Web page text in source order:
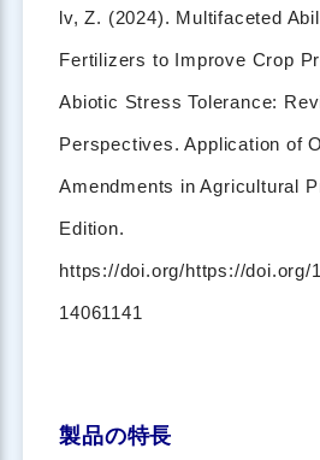
lv, Z. (2024). Multifaceted
Fertilizers to Improve Crop
Abiotic Stress Tolerance:
Perspectives. Application of
Amendments in Agricultural
Edition.
https://doi.org/https://doi.org/
14061141
製品の特長